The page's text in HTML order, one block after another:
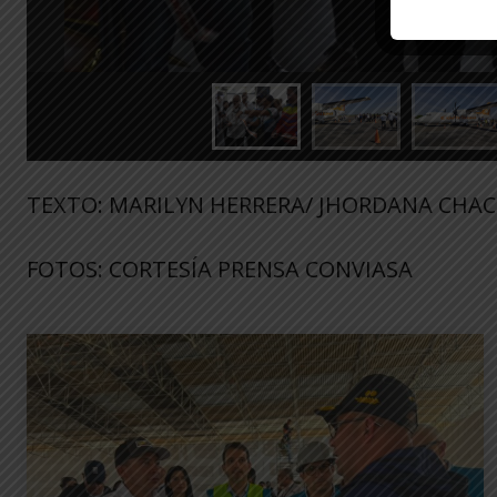
TEXTO: MARILYN HERRERA/ JHORDANA
FOTOS: CORTESÍA PRENSA CONVIASA